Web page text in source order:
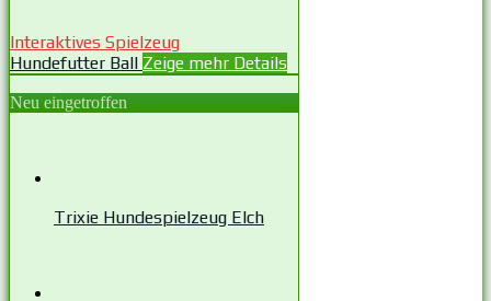
Interaktives Spielzeug
Hundefutter Ball Zeige mehr Details
Neu eingetroffen
Trixie Hundespielzeug Elch